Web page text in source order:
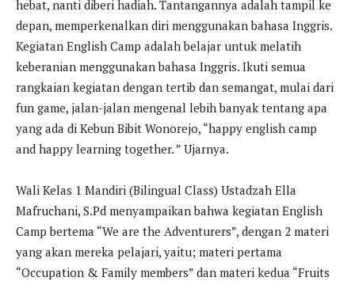
hebat, nanti diberi hadiah. Tantangannya adalah tampil ke
depan, memperkenalkan diri menggunakan bahasa Inggris.
Kegiatan English Camp adalah belajar untuk melatih
keberanian menggunakan bahasa Inggris. Ikuti semua
rangkaian kegiatan dengan tertib dan semangat, mulai dari
fun game, jalan-jalan mengenal lebih banyak tentang apa
yang ada di Kebun Bibit Wonorejo, “happy english camp
and happy learning together. ” Ujarnya.
Wali Kelas 1 Mandiri (Bilingual Class) Ustadzah Ella
Mafruchani, S.Pd menyampaikan bahwa kegiatan English
Camp bertema “We are the Adventurers”, dengan 2 materi
yang akan mereka pelajari, yaitu; materi pertama
“Occupation & Family members” dan materi kedua “Fruits